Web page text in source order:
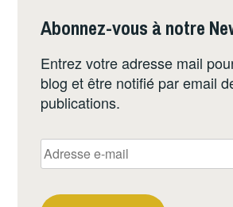
Abonnez-vous à notre
Entrez votre adresse mail
blog et être notifié par email
publications.
Adresse
e-